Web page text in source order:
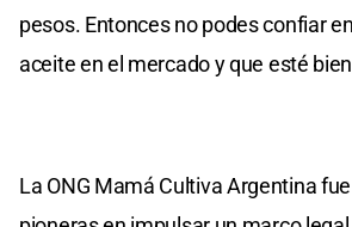
pesos. Entonces no podes confiar
aceite en el mercado y que esté
La ONG Mamá Cultiva Argentina